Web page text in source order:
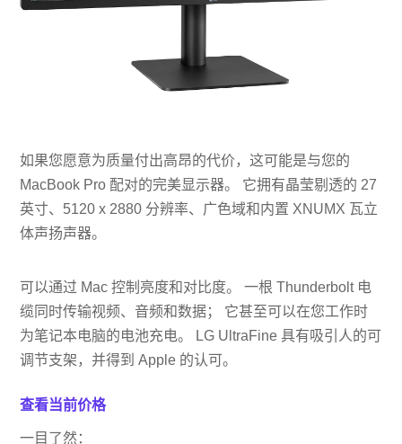
如果您愿意为质量付出高昂的代价，这可能是与您的
MacBook Pro 配对的完美显示器。 它拥有晶莹剔透的 27
英寸、5120 x 2880 分辨率、广色域和内置 XNUMX 瓦立
体声扬声器。
可以通过 Mac 控制亮度和对比度。 一根 Thunderbolt 电
缆同时传输视频、音频和数据； 它甚至可以在您工作时
为笔记本电脑的电池充电。 LG UltraFine 具有吸引人的可
调节支架，并得到 Apple 的认可。
查看当前价格
一目了然：